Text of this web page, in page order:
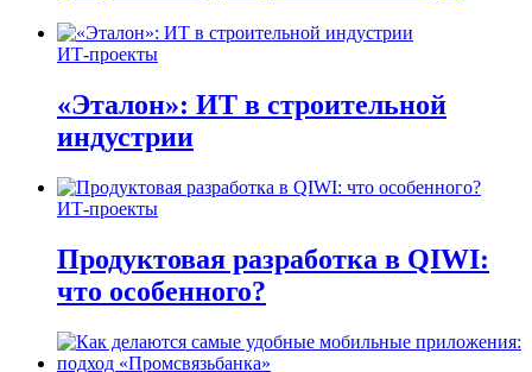
ИТ-проекты
«Эталон»: ИТ в строительной
индустрии
ИТ-проекты
Продуктовая разработка в QIWI:
что особенного?